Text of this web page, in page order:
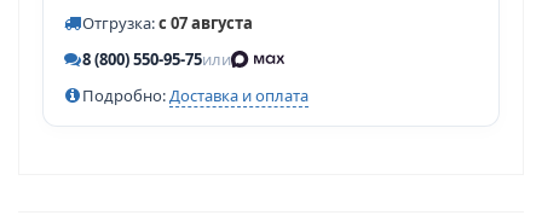
Отгрузка:с 07 августа
8 (800) 550-95-75или
Подробно:Доставка и оплата